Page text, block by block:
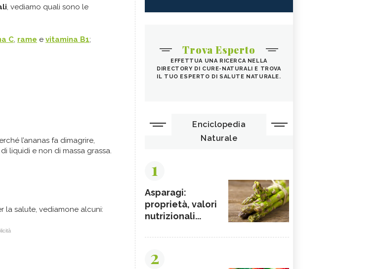
, vediamo quali sono le
C, rame e vitamina B1;
l’ananas fa dimagrire,
liquidi e non di massa grassa.
la salute, vediamone alcuni:
Trova Esperto
EFFETTUA UNA RICERCA NELLA
DIRECTORY DI CURE-NATURALI E TROVA
IL TUO ESPERTO DI SALUTE NATURALE.
Enciclopedia
Naturale
1
Asparagi:
proprietà, valori
nutrizionali...
2